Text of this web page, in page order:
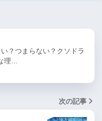
？つまらない？クソドラ
理…
次の記事